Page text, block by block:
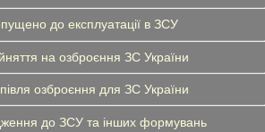
до експлуатації в ЗСУ
на озброєння ЗС України
озброєння для ЗС України
до ЗСУ та інших формувань